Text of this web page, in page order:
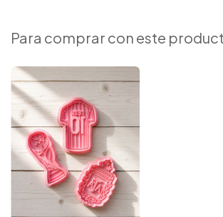
Para comprar con este